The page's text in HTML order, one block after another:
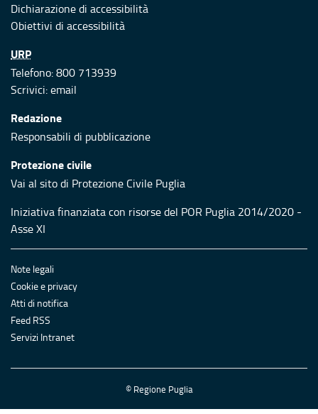
Dichiarazione di accessibilità
Obiettivi di accessibilità
URP
Telefono: 800 713939
Scrivici:email
Redazione
Responsabili di pubblicazione
Protezione civile
Vai al sito di Protezione Civile Puglia
Iniziativa finanziata con risorse del POR Puglia 2014/2020 -
Asse XI
Note legali
Cookie e privacy
Atti di notifica
Feed RSS
Servizi Intranet
© Regione Puglia